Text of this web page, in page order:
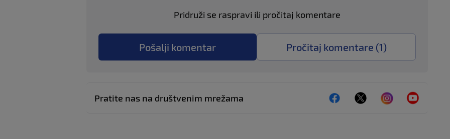
Pridruži se raspravi ili pročitaj komentare
Pošalji komentar Pročitaj komentare (1)
Pratite nas na društvenim mrežama